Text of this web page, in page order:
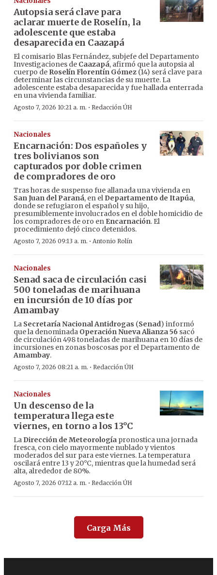
Autopsia será clave para
aclarar muerte de Roselín, la
adolescente que estaba
desaparecida en Caazapá
El comisario Blas Fernández, subjefe del Departamento
Investigaciones de Caazapá, afirmó que la autopsia al
cuerpo de Roselín Florentín Gómez (14) será clave para
determinar las circunstancias de su muerte. La
adolescente estaba desaparecida y fue hallada enterrada
en una vivienda familiar.
Agosto 7, 2026 10:21 a. m. · Redacción ÚH
Nacionales
Encarnación: Dos españoles y
tres bolivianos son
capturados por doble crimen
de compradores de oro
Tras horas de suspenso fue allanada una vivienda en
San Juan del Paraná, en el Departamento de Itapúa,
donde se refugiaron el español y su hijo,
presumiblemente involucrados en el doble homicidio de
los compradores de oro en Encarnación. El
procedimiento dejó cinco detenidos.
Agosto 7, 2026 09:13 a. m. · Antonio Rolín
Nacionales
Senad saca de circulación casi
500 toneladas de marihuana
en incursión de 10 días por
Amambay
La Secretaría Nacional Antidrogas (Senad) informó
que la denominada Operación Nueva Alianza 56 sacó
de circulación 498 toneladas de marihuana en 10 días de
incursiones en zonas boscosas por el Departamento de
Amambay.
Agosto 7, 2026 08:21 a. m. · Redacción ÚH
Nacionales
Un descenso de la
temperatura llega este
viernes, en torno a los 13°C
La Dirección de Meteorología pronostica una jornada
fresca, con cielo mayormente nublado y vientos
moderados del sur para este viernes. La temperatura
oscilará entre 13 y 20°C, mientras que la humedad será
alta, alrededor de 80%.
Agosto 7, 2026 07:12 a. m. · Redacción ÚH
Carga Más